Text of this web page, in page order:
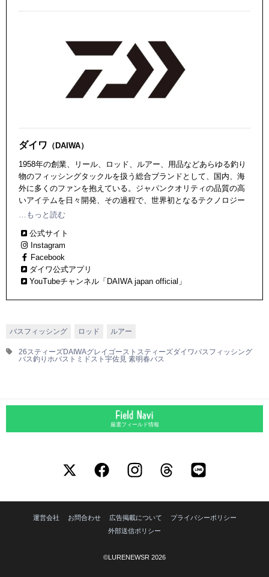
ダイワ （DAIWA）
1958年の創業、リール、ロッド、ルアー、用品などあらゆる釣り
物のフィッシングタックルを扱う総合ブランドとして、国内、海
外に多くのファンを抱えている。ジャパンクオリティの品質の高
いアイテムを日々開発、その過程で、世界初となるテクノロジー
も数多く輩出している！
…もっと読む
公式サイト
Instagram
Facebook
ダイワ公式アプリ
YouTubeチャンネル「DAIWA japan official」
バスフィッシング ロッド ルアー
26スティーズDAIWAグレイゴースト スティーズダイワバスフィッシング
バス釣り ホバスト ミドスト 宇佐見 素明春バス
厳選フィールド情報
運営会社 お問合わせ 広告掲載について
プライバシーポリシー
外部送信ポリシー
©LURENEWSR 2026